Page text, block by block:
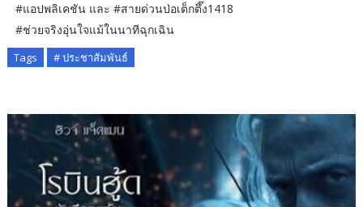
#แอปพลิเคชัน และ #สายด่วนป่อเต็กตึ๊ง1418
#ช่วยจริงอุ่นใจแม้ในนาทีฉุกเฉิน
Tags # ประชาสัมพันธ์